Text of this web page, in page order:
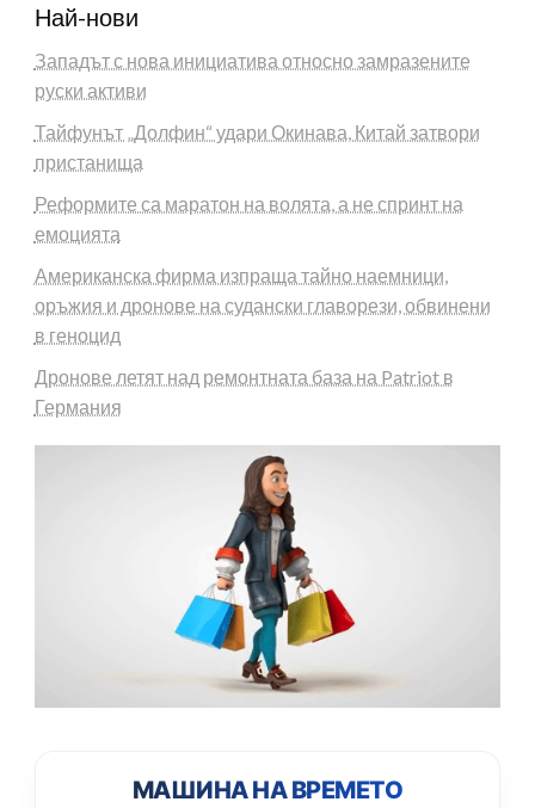
Най-нови
Западът с нова инициатива относно замразените
руски активи
Тайфунът „Долфин“ удари Окинава, Китай затвори
пристанища
Реформите са маратон на волята, а не спринт на
емоцията
Американска фирма изпраща тайно наемници,
оръжия и дронове на судански главорези, обвинени
в геноцид
Дронове летят над ремонтната база на Patriot в
Германия
МАШИНА НА ВРЕМЕТО